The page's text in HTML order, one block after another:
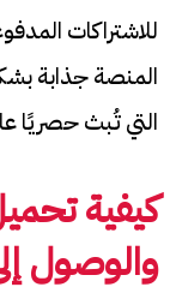
للاشتراكات
المنصة جذابة
التي تُبث حصريًا
والوصول